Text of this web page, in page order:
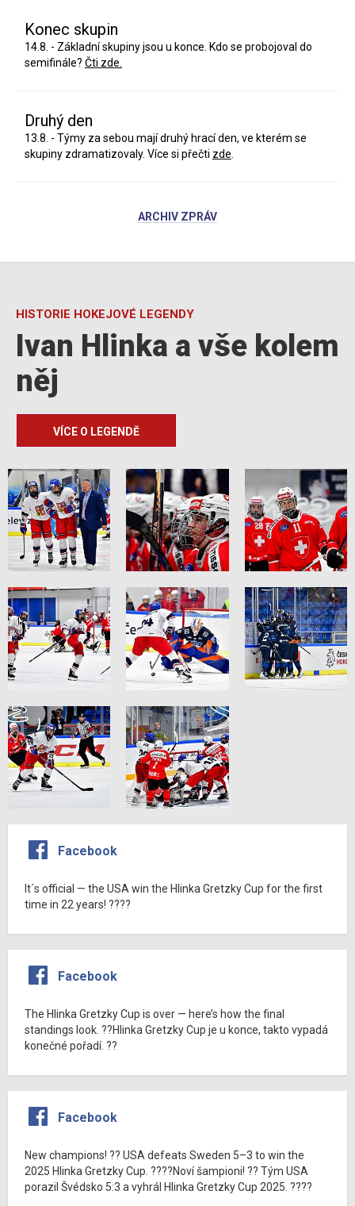
Konec skupin
14.8. - Základní skupiny jsou u konce. Kdo se probojoval do
semifinále? Čti zde.
Druhý den
13.8. - Týmy za sebou mají druhý hrací den, ve kterém se
skupiny zdramatizovaly. Více si přečti zde
ARCHIV ZPRÁV
HISTORIE HOKEJOVÉ LEGENDY
Ivan Hlinka a vše kolem
něj
VÍCE O LEGENDĚ
Facebook
It´s official — the USA win the Hlinka Gretzky Cup for the first
time in 22 years! ????
Facebook
The Hlinka Gretzky Cup is over — here’s how the final
standings look. ??Hlinka Gretzky Cup je u konce, takto vypadá
konečné pořadí. ??
Facebook
New champions! ?? USA defeats Sweden 5–3 to win the
2025 Hlinka Gretzky Cup. ????Noví šampioni! ?? Tým USA
porazil Švédsko 5:3 a vyhrál Hlinka Gretzky Cup 2025. ????